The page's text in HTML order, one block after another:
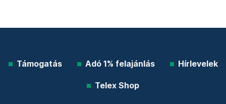
Támogatás Adó 1% felajánlás Hírlevelek
Telex Shop